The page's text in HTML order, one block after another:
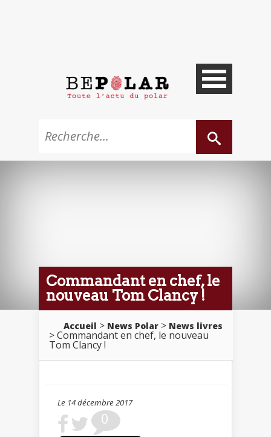
Commandant en chef, le
nouveau Tom Clancy !
Accueil > News Polar > News livres
> Commandant en chef, le nouveau
Tom Clancy !
Le 14 décembre 2017
0